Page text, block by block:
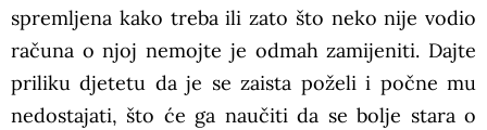
spremljena kako treba ili zato što neko nije vodio
računa o njoj nemojte je odmah zamijeniti. Dajte
priliku djetetu da je se zaista poželi i počne mu
nedostajati, što će ga naučiti da se bolje stara o